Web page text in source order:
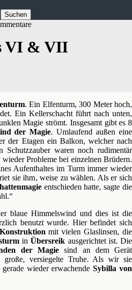
VI & VII
. Ein Elfenturm, 300 Meter hoch,
Ein Kellerschacht führt nach unten,
Magie strömt. Insgesamt gibt es 8
der Magie. Umlaufend außen eine
der Etagen ein Balkon, welcher nach
waren noch rudimentär
Probleme bei einzelnen Brüdern.
Aufenthaltes im Turm immer wieder
sie ihm, weise zu wählen. Als er sich
entschieden hatte, sagte die
blaue Himmelswind und dies ist die
benutzt wurde. Hier befindet sich
Konstruktion mit vielen Glaslinsen, die
inÜbersreik ausgerichtet ist. Die
der Magie sind an dem Gerät
große, versiegelte Truhe. Als wir sie
wieder erwachendeSybilla von